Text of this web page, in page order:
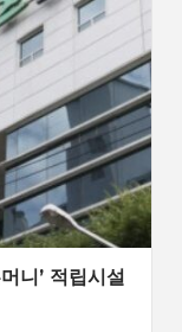
니’ 적립시설